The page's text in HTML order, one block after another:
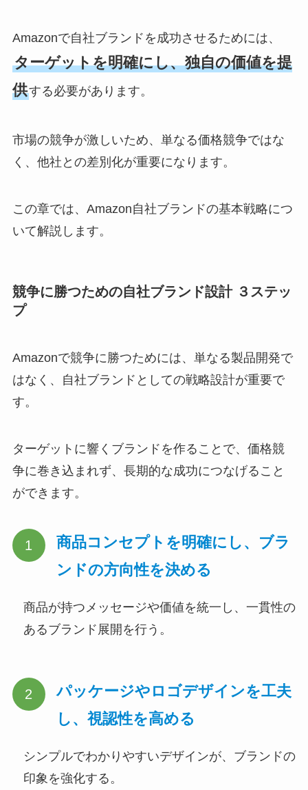
Amazonで自社ブランドを成功させるためには、
ターゲットを明確にし、独自の価値を提
供する必要があります。
市場の競争が激しいため、単なる価格競争ではな
く、他社との差別化が重要になります。
この章では、Amazon自社ブランドの基本戦略につ
いて解説します。
競争に勝つための自社ブランド設計 ３ステッ
プ
Amazonで競争に勝つためには、単なる製品開発で
はなく、自社ブランドとしての戦略設計が重要で
す。
ターゲットに響くブランドを作ることで、価格競
争に巻き込まれず、長期的な成功につなげること
ができます。
商品コンセプトを明確にし、ブラ
ンドの方向性を決める
商品が持つメッセージや価値を統一し、一貫性の
あるブランド展開を行う。
パッケージやロゴデザインを工夫
し、視認性を高める
シンプルでわかりやすいデザインが、ブランドの
印象を強化する。